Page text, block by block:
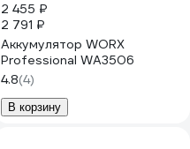
2 455 ₽
2 791 ₽
Аккумулятор WORX
Professional WA3506
4.8(4)
В корзину